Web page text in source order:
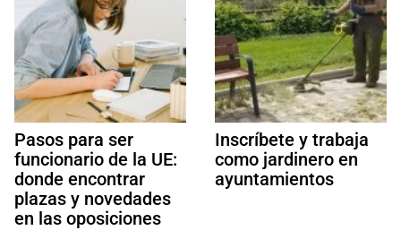
Pasos para ser
funcionario de la UE:
donde encontrar
plazas y novedades
en las oposiciones
Inscríbete y trabaja
como jardinero en
ayuntamientos